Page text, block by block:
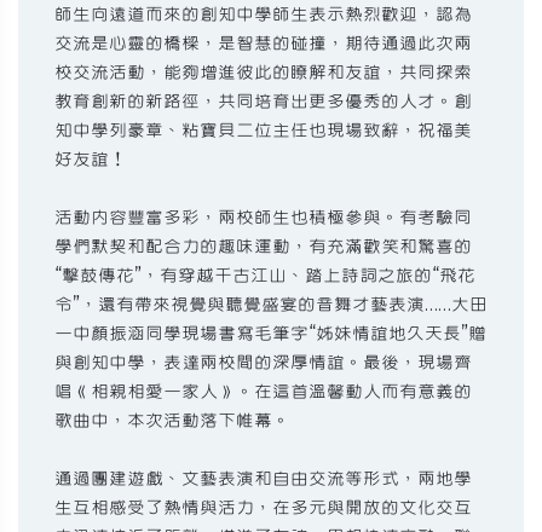
師生向遠道而來的創知中學師生表示熱烈歡迎，認為
交流是心靈的橋樑，是智慧的碰撞，期待通過此次兩
校交流活動，能夠增進彼此的瞭解和友誼，共同探索
教育創新的新路徑，共同培育出更多優秀的人才。創
知中學列豪章、粘寶貝二位主任也現場致辭，祝福美
好友誼！
活動內容豐富多彩，兩校師生也積極參與。有考驗同
學們默契和配合力的趣味運動，有充滿歡笑和驚喜的
“擊鼓傳花”，有穿越千古江山、踏上詩詞之旅的“飛花
令”，還有帶來視覺與聽覺盛宴的音舞才藝表演……大田
一中顏振涵同學現場書寫毛筆字“姊妹情誼地久天長”贈
與創知中學，表達兩校間的深厚情誼。最後，現場齊
唱《相親相愛一家人》。在這首溫馨動人而有意義的
歌曲中，本次活動落下帷幕。
通過團建遊戲、文藝表演和自由交流等形式，兩地學
生互相感受了熱情與活力，在多元與開放的文化交互